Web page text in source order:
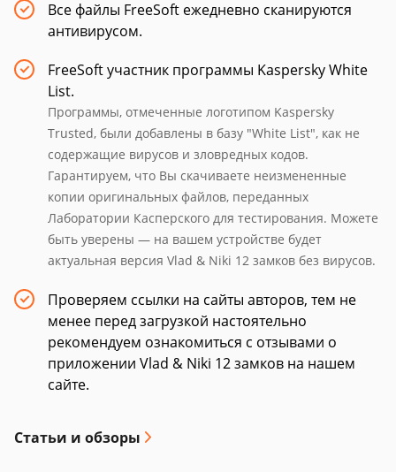
Все файлы FreeSoft ежедневно сканируются
антивирусом.
FreeSoft участник программы Kaspersky White
List.
Программы, отмеченные логотипом Kaspersky
Trusted, были добавлены в базу "White List", как не
содержащие вирусов и зловредных кодов.
Гарантируем, что Вы скачиваете неизмененные
копии оригинальных файлов, переданных
Лаборатории Касперского для тестирования. Можете
быть уверены — на вашем устройстве будет
актуальная версия Vlad & Niki 12 замков без вирусов.
Проверяем ссылки на сайты авторов, тем не
менее перед загрузкой настоятельно
рекомендуем ознакомиться с отзывами о
приложении Vlad & Niki 12 замков на нашем
сайте.
Статьи и обзоры